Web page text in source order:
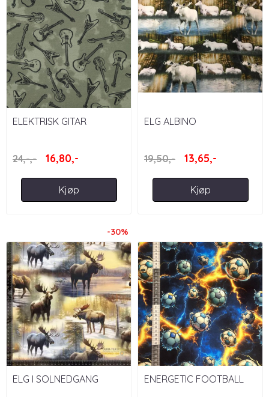
ELEKTRISK GITAR
24,-,- 16,80,-
Kjøp
ELG ALBINO
19,50,- 13,65,-
Kjøp
-30%
ELG I SOLNEDGANG ENERGETIC FOOTBALL